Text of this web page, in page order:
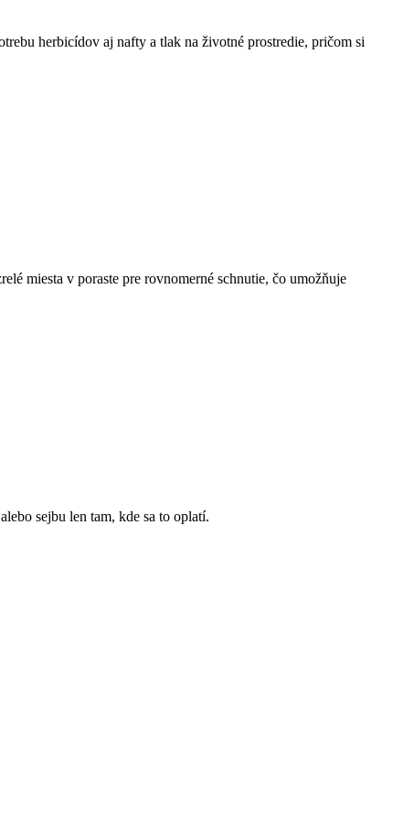
herbicídov aj nafty a tlak na životné prostredie, pričom si
miesta v poraste pre rovnomerné schnutie, čo umožňuje
sejbu len tam, kde sa to oplatí.